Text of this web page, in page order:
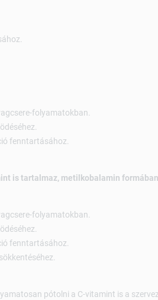
folyamatokban.
fenntartásához.
is tartalmaz, metilkobalamin
folyamatokban.
fenntartásához.
pótolni a C-vitamint is a